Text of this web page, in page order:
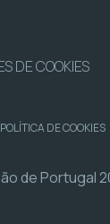
DE COOKIES
POLÍTICA DE COOKIES
de Portugal